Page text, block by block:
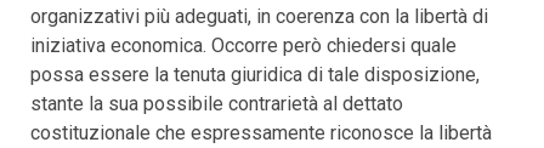
organizzativi più adeguati, in coerenza con la libertà di
iniziativa economica. Occorre però chiedersi quale
possa essere la tenuta giuridica di tale disposizione,
stante la sua possibile contrarietà al dettato
costituzionale che espressamente riconosce la libertà